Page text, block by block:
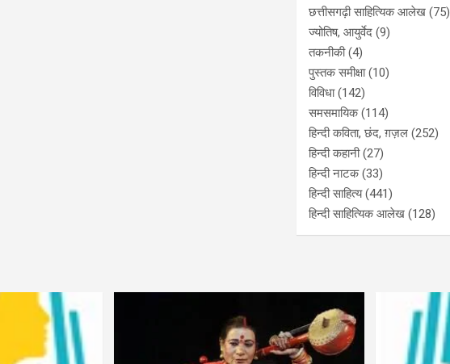
छत्तीसगढ़ी साहित्यिक आलेख (75)
ज्योतिष, आयुर्वेद (9)
तकनीकी(4)
पुस्‍तक समीक्षा(10)
विविधा(142)
समसमायिक(114)
हिन्दी कविता, छंद, ग़ज़ल (252)
हिन्दी कहानी(27)
हिन्‍दी नाटक(33)
हिन्दी साहित्य(441)
हिन्दी साहित्यिक आलेख (128)